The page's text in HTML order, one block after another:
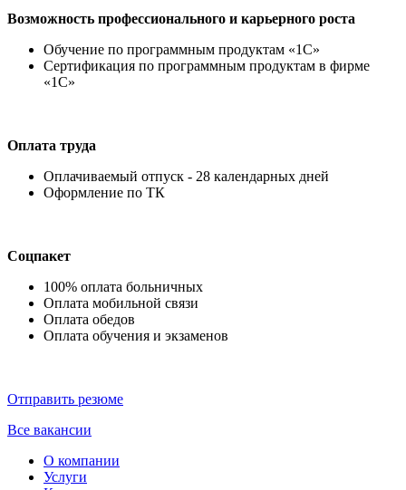
Возможность профессионального и карьерного роста
Обучение по программным продуктам «1С»
Сертификация по программным продуктам в фирме
«1С»
Оплата труда
Оплачиваемый отпуск - 28 календарных дней
Оформление по ТК
Соцпакет
100% оплата больничных
Оплата мобильной связи
Оплата обедов
Оплата обучения и экзаменов
Отправить резюме
Все вакансии
О компании
Услуги